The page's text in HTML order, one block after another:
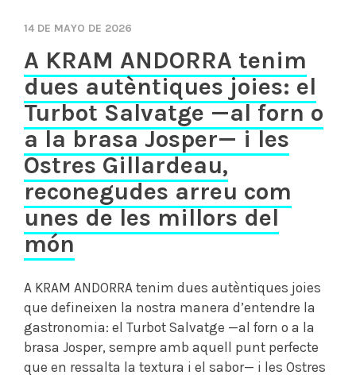
14 DE MAYO DE 2026
A KRAM ANDORRA tenim
dues autèntiques joies: el
Turbot Salvatge —al forn o
a la brasa Josper— i les
Ostres Gillardeau,
reconegudes arreu com
unes de les millors del
món
A KRAM ANDORRA tenim dues autèntiques joies
que defineixen la nostra manera d’entendre la
gastronomia: el Turbot Salvatge —al forn o a la
brasa Josper, sempre amb aquell punt perfecte
que en ressalta la textura i el sabor— i les Ostres